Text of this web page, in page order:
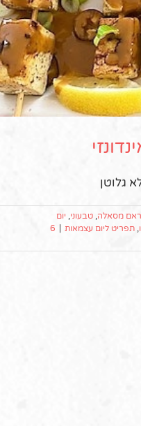
גלוטן
מסאלה, טבעוני, יום
, תפריט ליום עצמאות
6